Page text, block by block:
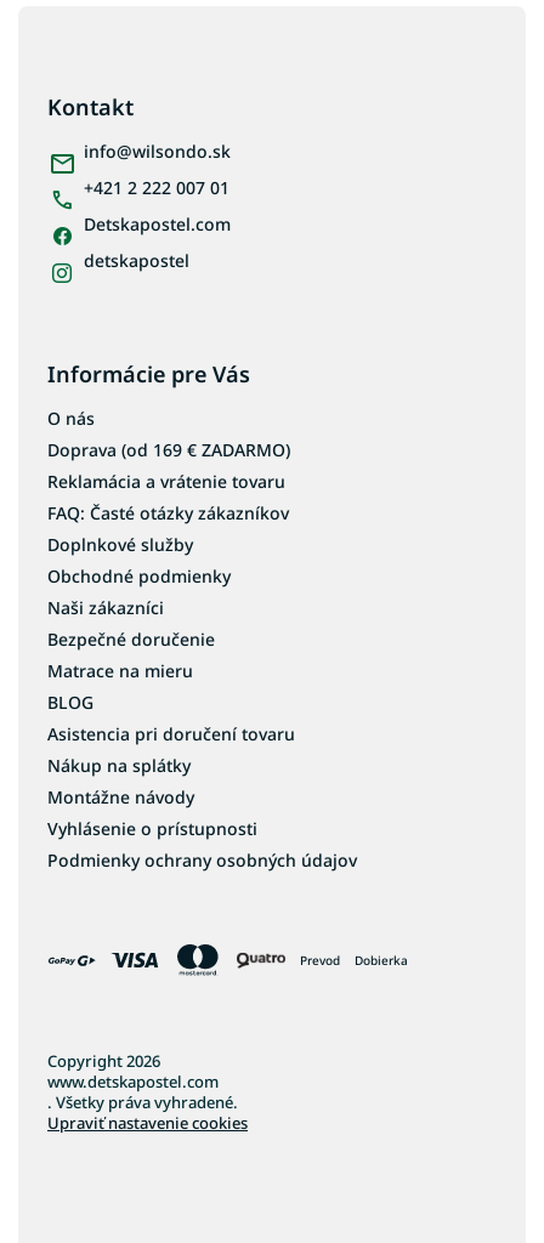
Kontakt
info@wilsondo.sk
+421 2 222 007 01
Detskapostel.com
detskapostel
Informácie pre Vás
O nás
Doprava (od 169 € ZADARMO)
Reklamácia a vrátenie tovaru
FAQ: Časté otázky zákazníkov
Doplnkové služby
Obchodné podmienky
Naši zákazníci
Bezpečné doručenie
Matrace na mieru
BLOG
Asistencia pri doručení tovaru
Nákup na splátky
Montážne návody
Vyhlásenie o prístupnosti
Podmienky ochrany osobných údajov
Prevod Dobierka
Copyright 2026
www.detskapostel.com
. Všetky práva vyhradené.
Upraviť nastavenie cookies